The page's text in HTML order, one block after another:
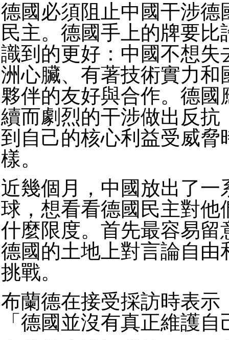
德國必須阻止中國干涉德
民主。德國手上的牌要比
識到的更好：中國不想失
洲心臟、有著技術實力和
夥伴的友好與合作。德國
續而劇烈的干涉做出反抗
到自己的核心利益受威脅
樣。
近幾個月，中國放出了一
球，想看看德國民主對他
什麼限度。首先最容易留
德國的土地上對言論自由
挑戰。
布蘭德在接受採訪時表示
「德國並沒有真正維護自